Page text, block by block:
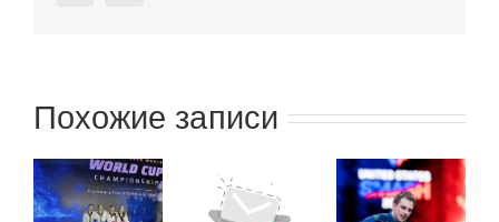
Похожие записи